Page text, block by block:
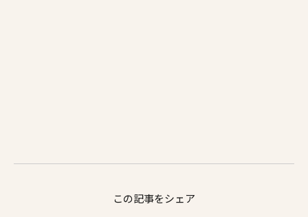
この記事をシェア